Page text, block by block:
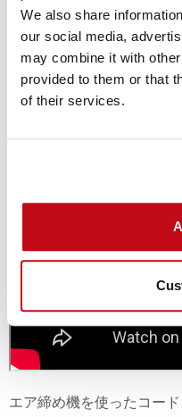
We also share
our social media,
may combine it with
provided to them or that
of their services.
エア締め機を使ったコー
ゴ ソリューション(ダイナ
エア締め機を使ったコー